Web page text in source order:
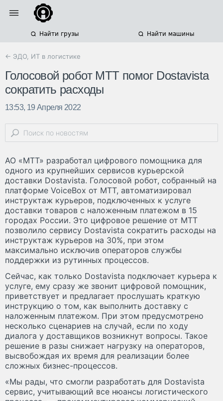
Найти грузы Найти машины
← ЭДО, ИТ в логистике
Голосовой робот МТТ помог Dostavista
сократить расходы
13:53, 19 Апреля 2022
АО «МТТ» разработал цифрового помощника для
одного из крупнейших сервисов курьерской
доставки Dostavista. Голосовой робот, собранный на
платформе VoiceBox от МТТ, автоматизировал
инструктаж курьеров, подключенных к услуге
доставки товаров с наложенным платежом в 15
городах России. Это цифровое решение от МТТ
позволило сервису Dostavista сократить расходы на
инструктаж курьеров на 30%, при этом
максимально исключив операторов службы
поддержки из рутинных процессов.
Сейчас, как только Dostavista подключает курьера к
услуге, ему сразу же звонит цифровой помощник,
приветствует и предлагает прослушать краткую
инструкцию о том, как выполнить доставку с
наложенным платежом. При этом предусмотрено
несколько сценариев на случай, если по ходу
диалога у доставщиков возникнут вопросы. Такое
решение в разы снижает нагрузку на операторов,
высвобождая их время для реализации более
сложных бизнес-процессов.
«Мы рады, что смогли разработать для Dostavista
сервис, учитывающий все нюансы логистического